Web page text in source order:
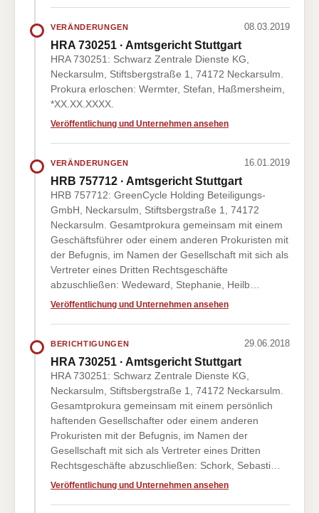
VERÄNDERUNGEN 08.03.2019
HRA 730251 · Amtsgericht Stuttgart
HRA 730251: Schwarz Zentrale Dienste KG,
Neckarsulm, Stiftsbergstraße 1, 74172 Neckarsulm.
Prokura erloschen: Wermter, Stefan, Haßmersheim,
*XX.XX.XXXX.
Veröffentlichung und Unternehmen ansehen
VERÄNDERUNGEN 16.01.2019
HRB 757712 · Amtsgericht Stuttgart
HRB 757712: GreenCycle Holding Beteiligungs-
GmbH, Neckarsulm, Stiftsbergstraße 1, 74172
Neckarsulm. Gesamtprokura gemeinsam mit einem
Geschäftsführer oder einem anderen Prokuristen mit
der Befugnis, im Namen der Gesellschaft mit sich als
Vertreter eines Dritten Rechtsgeschäfte
abzuschließen: Wedeward, Stephanie, Heilb…
Veröffentlichung und Unternehmen ansehen
BERICHTIGUNGEN 29.06.2018
HRA 730251 · Amtsgericht Stuttgart
HRA 730251: Schwarz Zentrale Dienste KG,
Neckarsulm, Stiftsbergstraße 1, 74172 Neckarsulm.
Gesamtprokura gemeinsam mit einem persönlich
haftenden Gesellschafter oder einem anderen
Prokuristen mit der Befugnis, im Namen der
Gesellschaft mit sich als Vertreter eines Dritten
Rechtsgeschäfte abzuschließen: Schork, Sebasti…
Veröffentlichung und Unternehmen ansehen